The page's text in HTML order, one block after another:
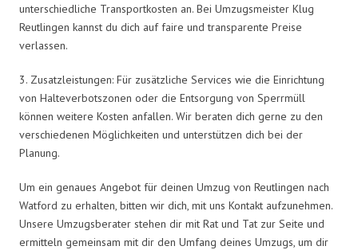
unterschiedliche Transportkosten an. Bei Umzugsmeister Klug
Reutlingen kannst du dich auf faire und transparente Preise
verlassen.
3. Zusatzleistungen: Für zusätzliche Services wie die Einrichtung
von Halteverbotszonen oder die Entsorgung von Sperrmüll
können weitere Kosten anfallen. Wir beraten dich gerne zu den
verschiedenen Möglichkeiten und unterstützen dich bei der
Planung.
Um ein genaues Angebot für deinen Umzug von Reutlingen nach
Watford zu erhalten, bitten wir dich, mit uns Kontakt aufzunehmen.
Unsere Umzugsberater stehen dir mit Rat und Tat zur Seite und
ermitteln gemeinsam mit dir den Umfang deines Umzugs, um dir